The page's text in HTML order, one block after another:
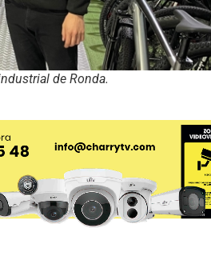
de Ronda.